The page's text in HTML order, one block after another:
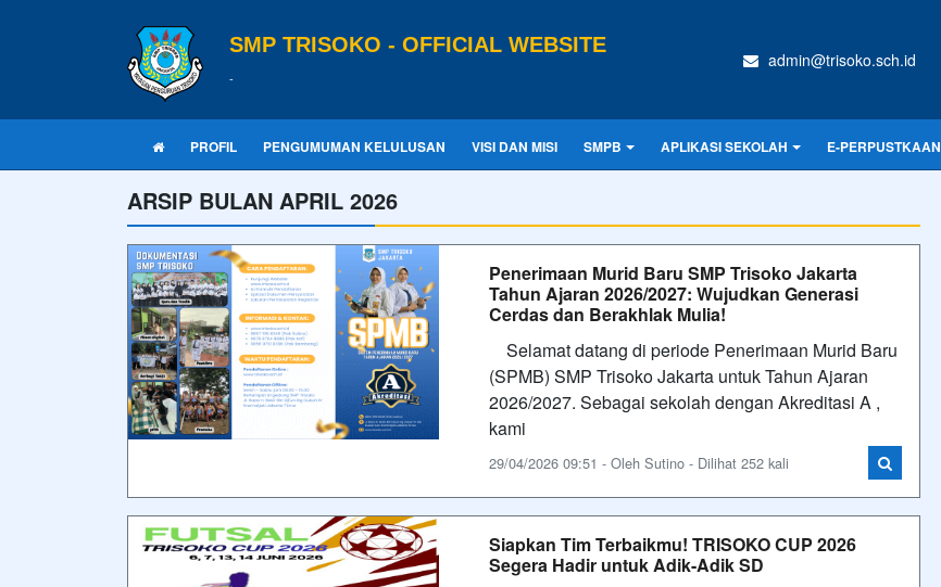
SMP TRISOKO - OFFICIAL WEBSITE
-
admin@trisoko.sch.id
PROFIL PENGUMUMAN KELULUSAN VISI DAN MISI SMPB APLIKASI SEKOLAH E-PERPUSTKAAN
ARSIP BULAN APRIL 2026
Penerimaan Murid Baru SMP Trisoko Jakarta
Tahun Ajaran 2026/2027: Wujudkan Generasi
Cerdas dan Berakhlak Mulia!
Selamat datang di periode Penerimaan Murid Baru
(SPMB) SMP Trisoko Jakarta untuk Tahun Ajaran
2026/2027. Sebagai sekolah dengan Akreditasi A ,
kami
29/04/2026 09:51 - Oleh Sutino - Dilihat 252 kali
Siapkan Tim Terbaikmu! TRISOKO CUP 2026
Segera Hadir untuk Adik-Adik SD